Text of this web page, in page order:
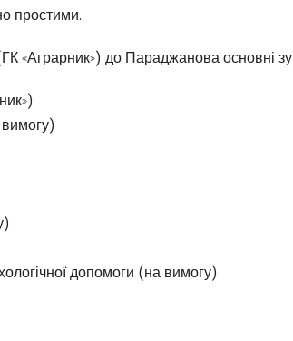
простими.
«Аграрник») до Параджанова основні
допомоги (на вимогу)